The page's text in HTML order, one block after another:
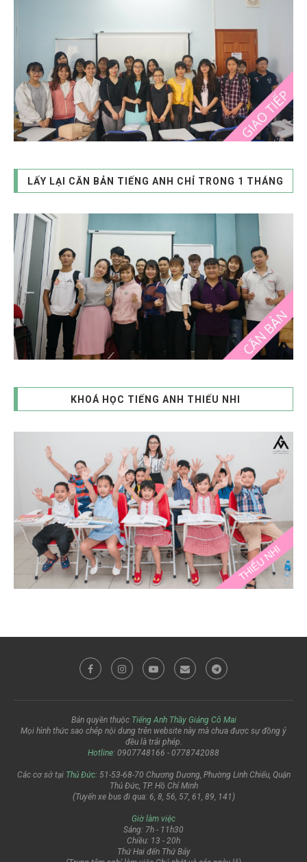
LẤY LẠI CĂN BẢN TIẾNG ANH CHỈ TRONG 1 THÁNG
KHOÁ HỌC TIẾNG ANH THIẾU NHI
Bản quyền thuộc Tiếng Anh Thầy Giảng Cô Mai
Mọi hình thức sao chép nội dung trên website này mà chưa được sự đồng ý
đều là trái phép.
Hotline: 0907748166 - 0778742088
Các cơ sở tại Thủ Đức: 51-53-68-70 Chương Dương, Phường Linh Chiểu, Quận
Thủ Đức, TP. Hồ Chí Minh
(Tuyến xe bus đi qua: 6, 8, 56, 57, 61, 89, 141)
Giờ làm việc
Sáng: 7h - 11h30
Chiều: 13 - 20h
Thứ Hai đến Thứ Bảy